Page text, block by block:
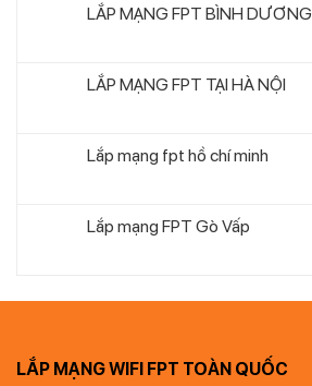
LẮP MẠNG FPT BÌNH DƯƠNG
LẮP MẠNG FPT TẠI HÀ NỘI
Lắp mạng fpt hồ chí minh
Lắp mạng FPT Gò Vấp
LẮP MẠNG WIFI FPT TOÀN QUỐC